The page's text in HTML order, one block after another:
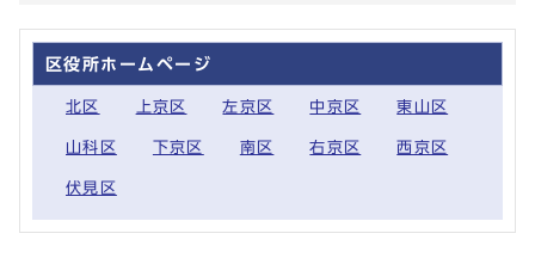
区役所ホームページ
北区 上京区 左京区 中京区 東山区
山科区 下京区 南区 右京区 西京区
伏見区